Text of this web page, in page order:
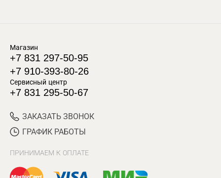
Магазин
+7 831 297-50-95
+7 910-393-80-26
Сервисный центр
+7 831 295-50-67
ЗАКАЗАТЬ ЗВОНОК
ГРАФИК РАБОТЫ
ПРИНИМАЕМ К ОПЛАТЕ